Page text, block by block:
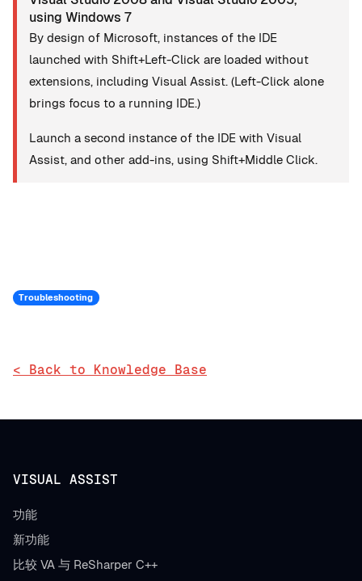
using Windows 7
By design of Microsoft, instances of the IDE
launched with Shift+Left-Click are loaded without
extensions, including Visual Assist. (Left-Click alone
brings focus to a running IDE.)
Launch a second instance of the IDE with Visual
Assist, and other add-ins, using Shift+Middle Click.
Troubleshooting
< Back to Knowledge Base
VISUAL ASSIST
功能
新功能
比较 VA 与 ReSharper C++